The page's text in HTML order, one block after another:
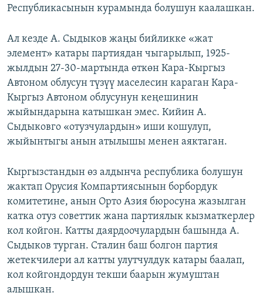
Республикасынын курамында болушун каалашкан.
Ал кезде А. Сыдыков жаңы бийликке «жат
элемент» катары партиядан чыгарылып, 1925-
жылдын 27-30-мартында өткөн Кара-Кыргыз
Автоном облусун түзүү маселесин караган Кара-
Кыргыз Автоном облусунун кеңешинин
жыйындарына катышкан эмес. Кийин А.
Сыдыковго «отузчулардын» иши кошулуп,
жыйынтыгы анын атылышы менен аяктаган.
Кыргызстандын өз алдынча республика болушун
жактап Орусия Компартиясынын борбордук
комитетине, анын Орто Азия бюросуна жазылган
катка отуз советтик жана партиялык кызматкерлер
кол койгон. Катты даярдоочулардын башында А.
Сыдыков турган. Сталин баш болгон партия
жетекчилери ал катты улутчулдук катары баалап,
кол койгондордун текши баарын жумуштан
алышкан.